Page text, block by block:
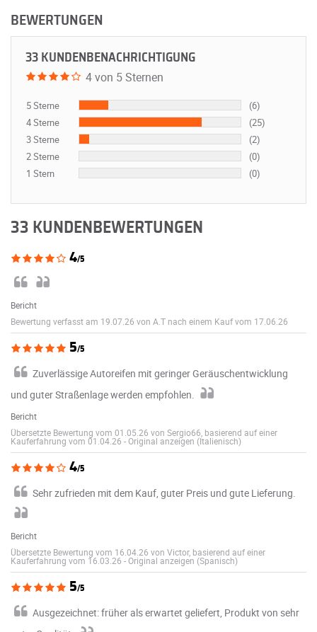
BEWERTUNGEN
33 KUNDENBENACHRICHTIGUNG
4 von 5 Sternen
5 Sterne
(6)
4 Sterne
(25)
3 Sterne
(2)
2 Sterne
(0)
1 Stern
(0)
33 KUNDENBEWERTUNGEN
4/5
Bericht
Bewertung verfasst am 19.07.26 von A.T nach einem Kauf vom 17.06.26
5/5
Zuverlässige Autoreifen mit geringer Geräuschentwicklung
und guter Straßenlage werden empfohlen.
Bericht
Übersetzte Bewertung vom 01.05.26 von Sergio66, basierend auf einer
Kauferfahrung vom 01.04.26 -Original anzeigen (Italienisch)
4/5
Sehr zufrieden mit dem Kauf, guter Preis und gute Lieferung.
Bericht
Übersetzte Bewertung vom 16.04.26 von Victor, basierend auf einer
Kauferfahrung vom 16.03.26 -Original anzeigen (Spanisch)
5/5
Ausgezeichnet: früher als erwartet geliefert, Produkt von sehr